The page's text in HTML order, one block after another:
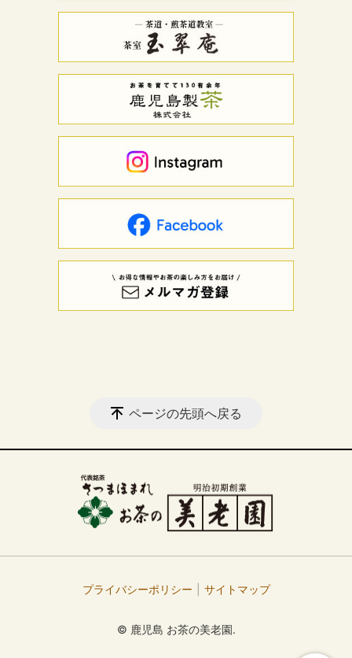
ページの先頭へ戻る
プライバシーポリシー サイトマップ
© 鹿児島 お茶の美老園.